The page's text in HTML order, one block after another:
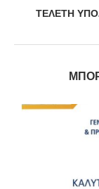
ΤΕΛΕΤΗ